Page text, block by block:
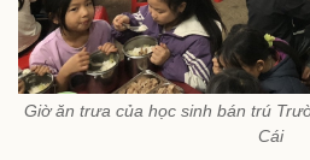
Giờ ăn trưa của học sinh bán trú
Cái